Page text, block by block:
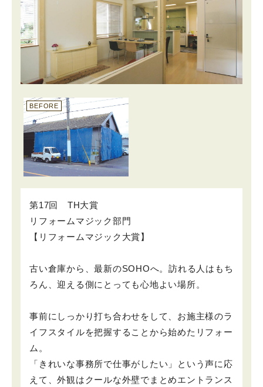
BEFORE
第17回 TH大賞
リフォームマジック部門
【リフォームマジック大賞】
古い倉庫から、最新のSOHOへ。訪れる人はもち
ろん、迎える側にとっても心地よい場所。
事前にしっかり打ち合わせをして、お施主様のラ
イフスタイルを把握することから始めたリフォー
ム。
「きれいな事務所で仕事がしたい」という声に応
えて、外観はクールな外壁でまとめエントランス